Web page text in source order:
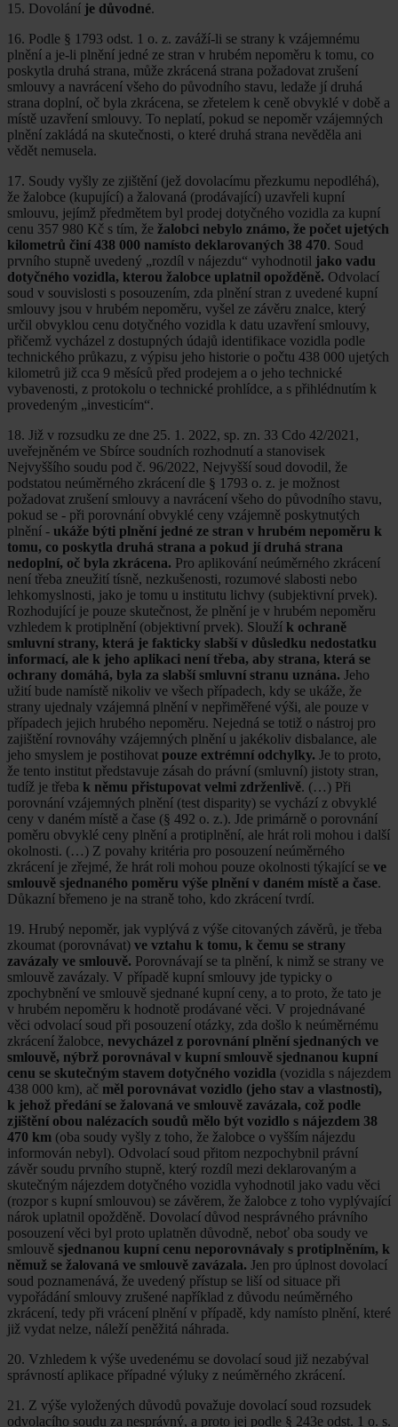
15. Dovolání je důvodné.
16. Podle § 1793 odst. 1 o. z. zaváží-li se strany k vzájemnému
plnění a je-li plnění jedné ze stran v hrubém nepoměru k tomu, co
poskytla druhá strana, může zkrácená strana požadovat zrušení
smlouvy a navrácení všeho do původního stavu, ledaže jí druhá
strana doplní, oč byla zkrácena, se zřetelem k ceně obvyklé v době a
místě uzavření smlouvy. To neplatí, pokud se nepoměr vzájemných
plnění zakládá na skutečnosti, o které druhá strana nevěděla ani
vědět nemusela.
17. Soudy vyšly ze zjištění (jež dovolacímu přezkumu nepodléhá),
že žalobce (kupující) a žalovaná (prodávající) uzavřeli kupní
smlouvu, jejímž předmětem byl prodej dotyčného vozidla za kupní
cenu 357 980 Kč s tím, že žalobci nebylo známo, že počet ujetých
kilometrů činí 438 000 namísto deklarovaných 38 470. Soud
prvního stupně uvedený „rozdíl v nájezdu“ vyhodnotil jako vadu
dotyčného vozidla, kterou žalobce uplatnil opožděně. Odvolací
soud v souvislosti s posouzením, zda plnění stran z uvedené kupní
smlouvy jsou v hrubém nepoměru, vyšel ze závěru znalce, který
určil obvyklou cenu dotyčného vozidla k datu uzavření smlouvy,
přičemž vycházel z dostupných údajů identifikace vozidla podle
technického průkazu, z výpisu jeho historie o počtu 438 000 ujetých
kilometrů již cca 9 měsíců před prodejem a o jeho technické
vybavenosti, z protokolu o technické prohlídce, a s přihlédnutím k
provedeným „investicím“.
18. Již v rozsudku ze dne 25. 1. 2022, sp. zn. 33 Cdo 42/2021,
uveřejněném ve Sbírce soudních rozhodnutí a stanovisek
Nejvyššího soudu pod č. 96/2022, Nejvyšší soud dovodil, že
podstatou neúměrného zkrácení dle § 1793 o. z. je možnost
požadovat zrušení smlouvy a navrácení všeho do původního stavu,
pokud se - při porovnání obvyklé ceny vzájemně poskytnutých
plnění - ukáže býti plnění jedné ze stran v hrubém nepoměru k
tomu, co poskytla druhá strana a pokud jí druhá strana
nedoplní, oč byla zkrácena. Pro aplikování neúměrného zkrácení
není třeba zneužití tísně, nezkušenosti, rozumové slabosti nebo
lehkomyslnosti, jako je tomu u institutu lichvy (subjektivní prvek).
Rozhodující je pouze skutečnost, že plnění je v hrubém nepoměru
vzhledem k protiplnění (objektivní prvek). Slouží k ochraně
smluvní strany, která je fakticky slabší v důsledku nedostatku
informací, ale k jeho aplikaci není třeba, aby strana, která se
ochrany domáhá, byla za slabší smluvní stranu uznána. Jeho
užití bude namístě nikoliv ve všech případech, kdy se ukáže, že
strany ujednaly vzájemná plnění v nepřiměřené výši, ale pouze v
případech jejich hrubého nepoměru. Nejedná se totiž o nástroj pro
zajištění rovnováhy vzájemných plnění u jakékoliv disbalance, ale
jeho smyslem je postihovat pouze extrémní odchylky. Je to proto,
že tento institut představuje zásah do právní (smluvní) jistoty stran,
tudíž je třeba k němu přistupovat velmi zdrženlivě. (…) Při
porovnání vzájemných plnění (test disparity) se vychází z obvyklé
ceny v daném místě a čase (§ 492 o. z.). Jde primárně o porovnání
poměru obvyklé ceny plnění a protiplnění, ale hrát roli mohou i další
okolnosti. (…) Z povahy kritéria pro posouzení neúměrného
zkrácení je zřejmé, že hrát roli mohou pouze okolnosti týkající se ve
smlouvě sjednaného poměru výše plnění v daném místě a čase.
Důkazní břemeno je na straně toho, kdo zkrácení tvrdí.
19. Hrubý nepoměr, jak vyplývá z výše citovaných závěrů, je třeba
zkoumat (porovnávat) ve vztahu k tomu, k čemu se strany
zavázaly ve smlouvě. Porovnávají se ta plnění, k nimž se strany ve
smlouvě zavázaly. V případě kupní smlouvy jde typicky o
zpochybnění ve smlouvě sjednané kupní ceny, a to proto, že tato je
v hrubém nepoměru k hodnotě prodávané věci. V projednávané
věci odvolací soud při posouzení otázky, zda došlo k neúměrnému
zkrácení žalobce, nevycházel z porovnání plnění sjednaných ve
smlouvě, nýbrž porovnával v kupní smlouvě sjednanou kupní
cenu se skutečným stavem dotyčného vozidla (vozidla s nájezdem
438 000 km), ač měl porovnávat vozidlo (jeho stav a vlastnosti),
k jehož předání se žalovaná ve smlouvě zavázala, což podle
zjištění obou nalézacích soudů mělo být vozidlo s nájezdem 38
470 km (oba soudy vyšly z toho, že žalobce o vyšším nájezdu
informován nebyl). Odvolací soud přitom nezpochybnil právní
závěr soudu prvního stupně, který rozdíl mezi deklarovaným a
skutečným nájezdem dotyčného vozidla vyhodnotil jako vadu věci
(rozpor s kupní smlouvou) se závěrem, že žalobce z toho vyplývající
nárok uplatnil opožděně. Dovolací důvod nesprávného právního
posouzení věci byl proto uplatněn důvodně, neboť oba soudy ve
smlouvě sjednanou kupní cenu neporovnávaly s protiplněním, k
němuž se žalovaná ve smlouvě zavázala. Jen pro úplnost dovolací
soud poznamenává, že uvedený přístup se liší od situace při
vypořádání smlouvy zrušené například z důvodu neúměrného
zkrácení, tedy při vrácení plnění v případě, kdy namísto plnění, které
již vydat nelze, náleží peněžitá náhrada.
20. Vzhledem k výše uvedenému se dovolací soud již nezabýval
správností aplikace případné výluky z neúměrného zkrácení.
21. Z výše vyložených důvodů považuje dovolací soud rozsudek
odvolacího soudu za nesprávný, a proto jej podle § 243e odst. 1 o. s.